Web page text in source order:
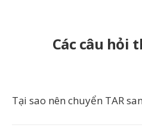
Các câu hỏi
Tại sao nên chuyển TAR